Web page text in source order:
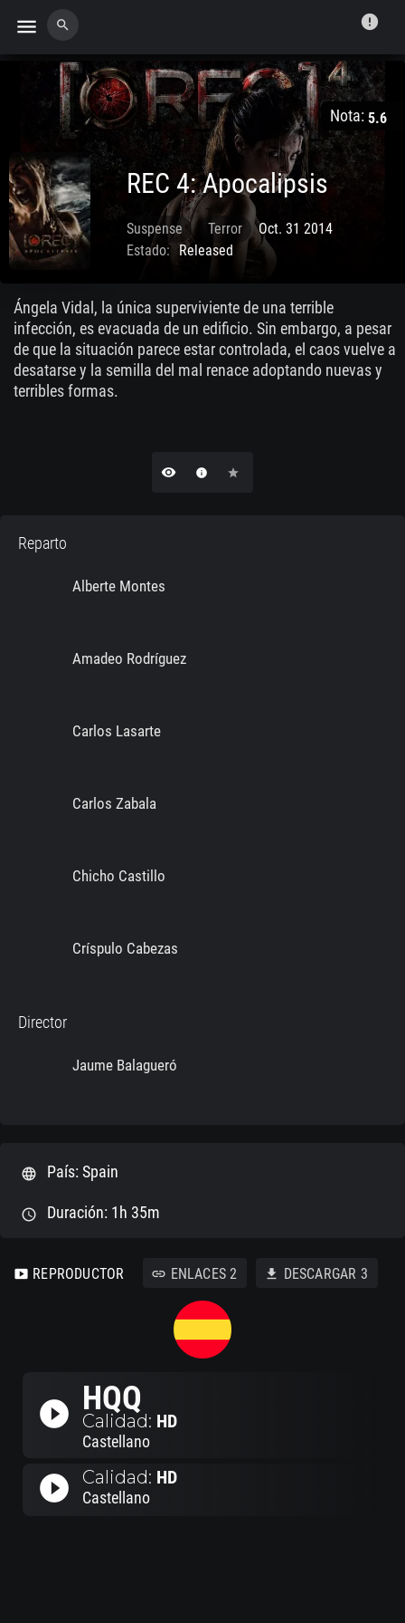
menu search error
Nota: 5.6
REC 4: Apocalipsis
Suspense Terror
Oct. 31 2014
Estado:
Released
Ángela Vidal, la única superviviente de una terrible
infección, es evacuada de un edificio. Sin embargo, a pesar
de que la situación parece estar controlada, el caos vuelve a
desatarse y la semilla del mal renace adoptando nuevas y
terribles formas.
remove_red_eye info star
Reparto
Alberte Montes
Amadeo Rodríguez
Carlos Lasarte
Carlos Zabala
Chicho Castillo
Críspulo Cabezas
Director
Jaume Balagueró
language País: Spain
schedule Duración: 1h 35m
smart_display REPRODUCTOR link ENLACES 2 download DESCARGAR 3
play_circle_filled HQQ
Calidad: HD
Castellano
play_circle_filled Calidad: HD
Castellano